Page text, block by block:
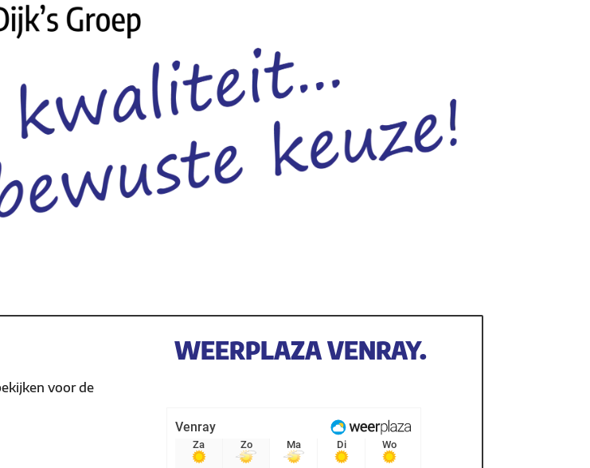
voor de
WEERPLAZA VENRAY.